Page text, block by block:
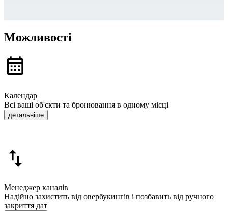
Можливості
Календар
Всі ваші об'єкти та бронювання в одному місці
детальніше
Менеджер каналів
Надійно захистить від овербукингів і позбавить від ручного
закриття дат